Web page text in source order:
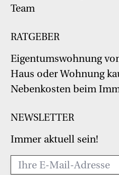
Team
RATGEBER
Eigentumswohnung
Haus oder Wohnung
Nebenkosten beim
NEWSLETTER
Immer aktuell sein!